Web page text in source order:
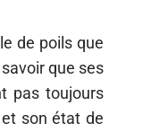
de poils que
que ses
pas toujours
et son état de